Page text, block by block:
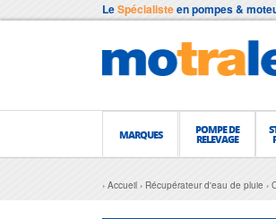
LeSpécialisteen pompes &
MARQUES POMPE DE
RELEVAGE
Accueil Récupérateur d'eau de pluie